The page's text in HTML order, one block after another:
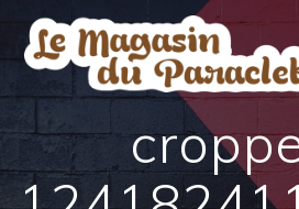
content